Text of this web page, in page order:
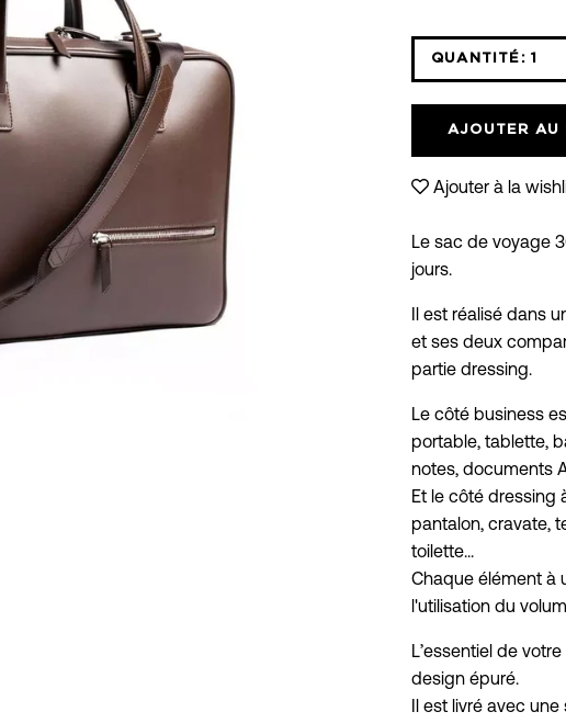
QUANTITÉ: 1
AJOUTER AU
Ajouter à la
Le sac de voyage
jours.
Il est réalisé dans
et ses deux
partie dressing.
Le côté business
portable, tablette,
notes, documents
Et le côté dressing
pantalon, cravate,
toilette...
Chaque élément à
l'utilisation du
L’essentiel de
design épuré.
Il est livré avec